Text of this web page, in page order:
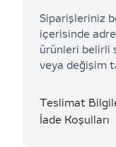
Siparişleriniz
içerisinde
ürünleri belirli
veya değişim
Teslimat
İade Koşulları